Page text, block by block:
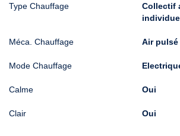
Type Chauffage
Collectif
Méca. Chauffage Air pulsé
Mode Chauffage
Calme Oui
Clair Oui